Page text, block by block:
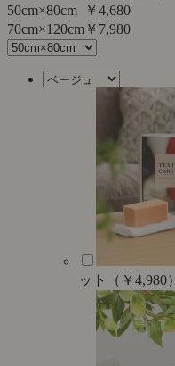
50cm×80cm
￥4,680
70cm×120cm ￥7,980
ット（￥4,980）